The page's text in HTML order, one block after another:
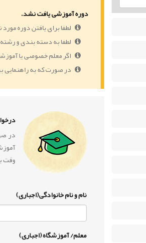
دوره آموزشی یافت نشد.
لطفا برای یافتن دوره
لطفا به دسته بندی و
اگر معلم خصوصی یا
در صورت که به راهنمایی بیشتری نیاز
در
وقت
نام و نام خانوادگی(اجباری)
معلم/ آموزشگاه (اجباری)